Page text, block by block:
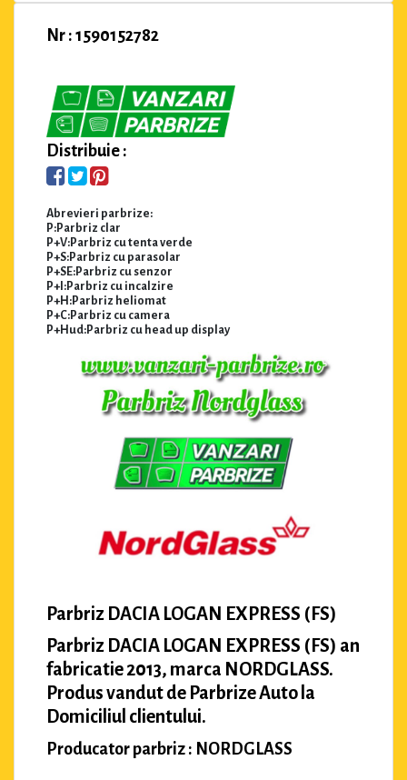
Nr : 1590152782
Distribuie :
Abrevieri parbrize:
P:Parbriz clar
P+V:Parbriz cu tenta verde
P+S:Parbriz cu parasolar
P+SE:Parbriz cu senzor
P+I:Parbriz cu incalzire
P+H:Parbriz heliomat
P+C:Parbriz cu camera
P+Hud:Parbriz cu head up display
Parbriz DACIA LOGAN EXPRESS (FS)
Parbriz DACIA LOGAN EXPRESS (FS) an
fabricatie 2013, marca NORDGLASS.
Produs vandut de Parbrize Auto la
Domiciliul clientului.
Producator parbriz : NORDGLASS